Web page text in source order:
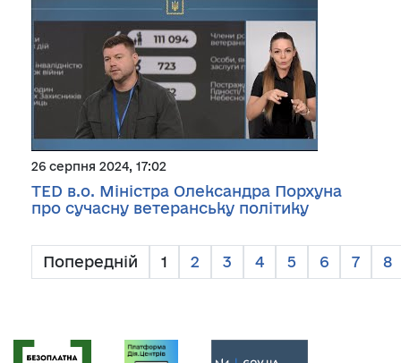
26 серпня 2024, 17:02
TED в.о. Міністра Олександра Порхуна
про сучасну ветеранську політику
Попередній 1 2 3 4 5 6 7 8